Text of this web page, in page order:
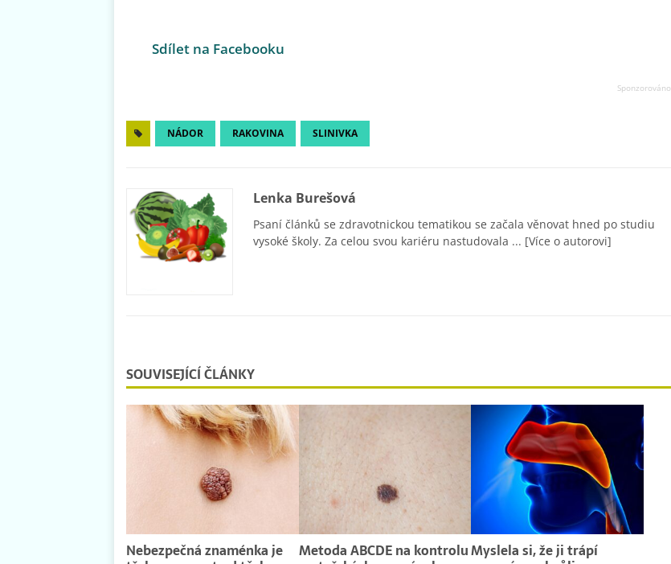
Sdílet na Facebooku
NÁDOR RAKOVINA SLINIVKA
Lenka Burešová
Psaní článků se zdravotnickou tematikou se začala věnovat hned po studiu
vysoké školy. Za celou svou kariéru nastudovala ... [Více o autorovi]
SOUVISEJÍCÍ ČLÁNKY
Nebezpečná znaménka je Metoda ABCDE na kontroluMyslela si, že ji trápí